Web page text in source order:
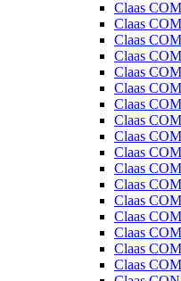
Claas
Claas
Claas
Claas
Claas
Claas
Claas
Claas
Claas
Claas
Claas
Claas
Claas
Claas
Claas
Claas
Claas